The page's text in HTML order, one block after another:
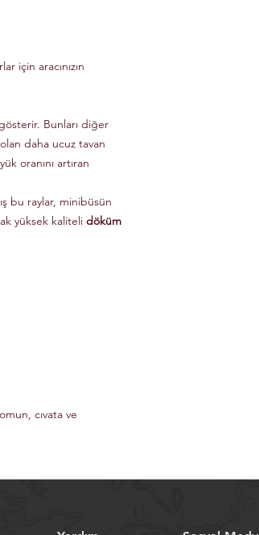
için aracınızın
Bunları diğer
daha ucuz tavan
oranını artıran
bu raylar, minibüsün
yüksek kaliteli döküm
cıvata ve